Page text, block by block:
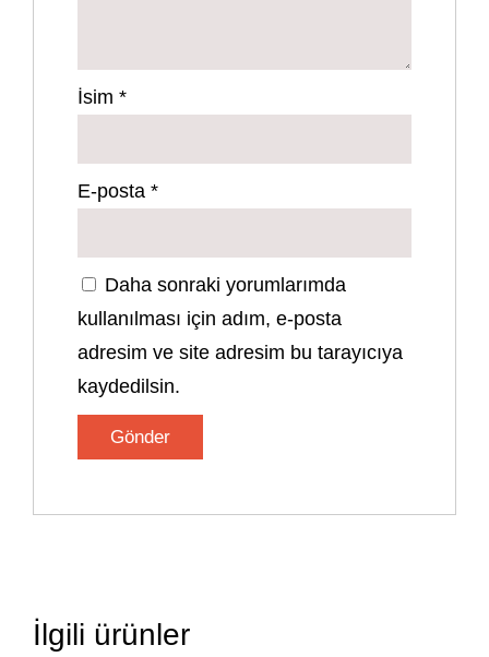
İsim*
E-posta*
Daha sonraki yorumlarımda
kullanılması için adım, e-posta
adresim ve site adresim bu tarayıcıya
kaydedilsin.
İlgili ürünler